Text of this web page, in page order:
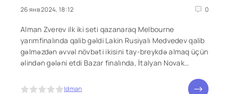
26 янв 2024, 18:12 0
Alman Zverev ilk iki seti qazanaraq Melbourne
yarımfinalında qalib gəldi Lakin Rusiyalı Medvedev qalib
gəlməzdən əvvəl növbəti ikisini tay-breykdə almaq üçün
əlindən gələni etdi Bazar finalında, İtalyan Novak
qarşılaşacaq Idman